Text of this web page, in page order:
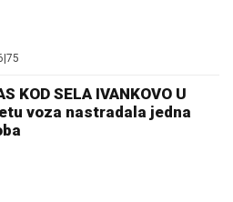
75
KOD SELA IVANKOVO U
voza nastradala jedna